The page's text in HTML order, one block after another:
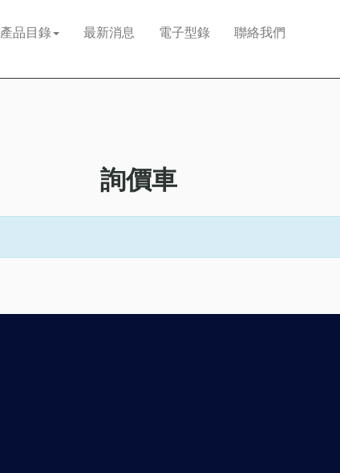
產品目錄 最新消息 電子型錄 聯絡我們
詢價車